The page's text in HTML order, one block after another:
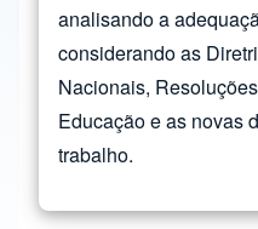
analisando a
considerando as
Nacionais,
Educação e as novas
trabalho.